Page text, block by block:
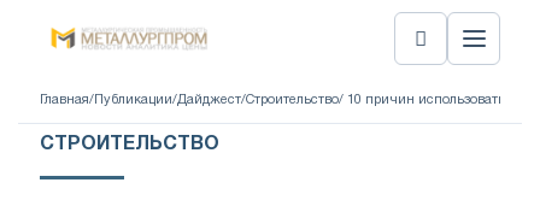
Главная/ Публикации/Дайджест/Строительство/ 10 причин использовать
СТРОИТЕЛЬСТВО